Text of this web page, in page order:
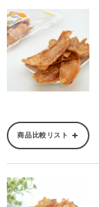
商品比較リスト